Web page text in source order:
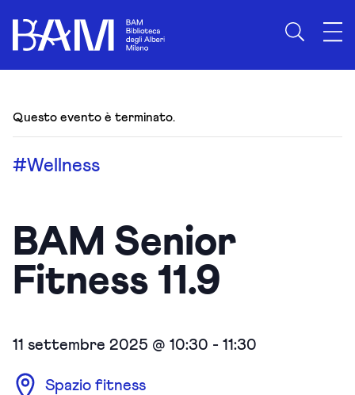
Questo evento è terminato.
#Wellness
BAM Senior
Fitness 11.9
11 settembre 2025 @ 10:30 - 11:30
Spazio fitness